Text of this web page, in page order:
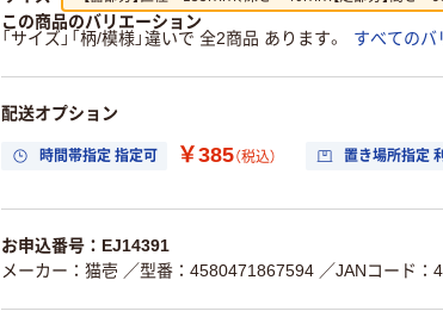
この商品のバリエーション
「サイズ」「柄/模様」違いで 全2商品 あります。
すべてのバ
配送オプション
時間帯指定 指定可 ￥385（税込） 置き場所指定
お申込番号：EJ14391
メーカー：猫壱 ／型番：4580471867594 ／JANコード：